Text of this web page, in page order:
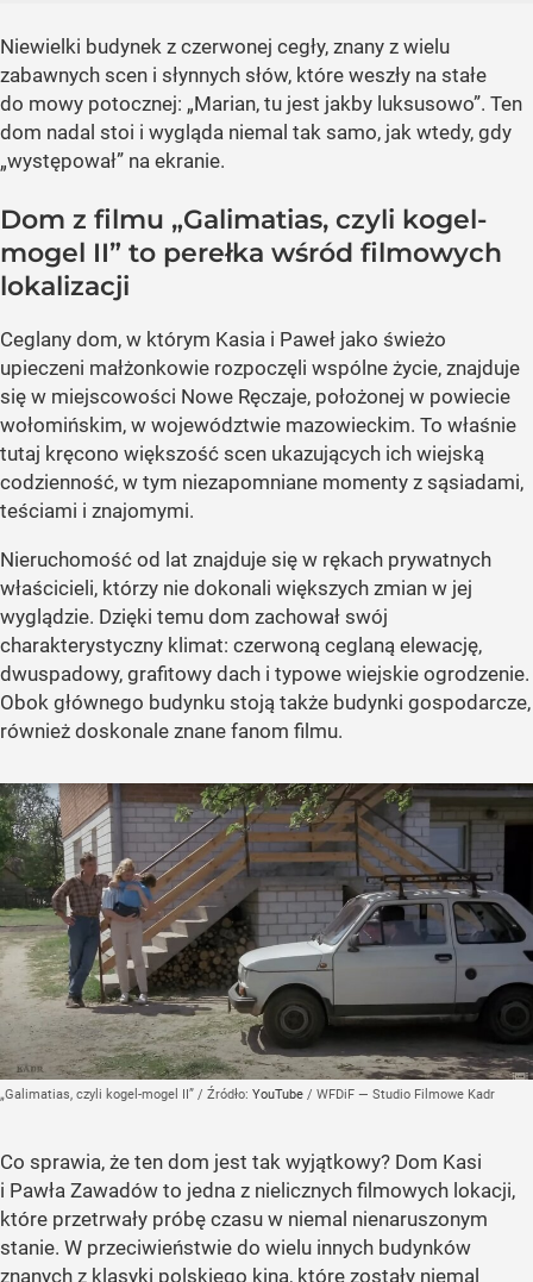
Niewielki budynek z czerwonej cegły, znany z wielu
zabawnych scen i słynnych słów, które weszły na stałe
do mowy potocznej: „Marian, tu jest jakby luksusowo”. Ten
dom nadal stoi i wygląda niemal tak samo, jak wtedy, gdy
„występował” na ekranie.
Dom z filmu „Galimatias, czyli kogel-
mogel II” to perełka wśród filmowych
lokalizacji
Ceglany dom, w którym Kasia i Paweł jako świeżo
upieczeni małżonkowie rozpoczęli wspólne życie, znajduje
się w miejscowości Nowe Ręczaje, położonej w powiecie
wołomińskim, w województwie mazowieckim. To właśnie
tutaj kręcono większość scen ukazujących ich wiejską
codzienność, w tym niezapomniane momenty z sąsiadami,
teściami i znajomymi.
Nieruchomość od lat znajduje się w rękach prywatnych
właścicieli, którzy nie dokonali większych zmian w jej
wyglądzie. Dzięki temu dom zachował swój
charakterystyczny klimat: czerwoną ceglaną elewację,
dwuspadowy, grafitowy dach i typowe wiejskie ogrodzenie.
Obok głównego budynku stoją także budynki gospodarcze,
również doskonale znane fanom filmu.
„Galimatias, czyli kogel-mogel II” / Źródło: YouTube / WFDiF — Studio Filmowe Kadr
Co sprawia, że ten dom jest tak wyjątkowy? Dom Kasi
i Pawła Zawadów to jedna z nielicznych filmowych lokacji,
które przetrwały próbę czasu w niemal nienaruszonym
stanie. W przeciwieństwie do wielu innych budynków
znanych z klasyki polskiego kina, które zostały niemal